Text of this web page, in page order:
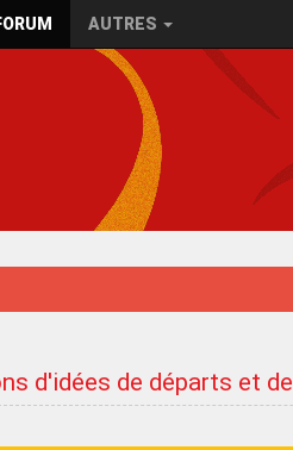
AUTRES
d'idées de départs et